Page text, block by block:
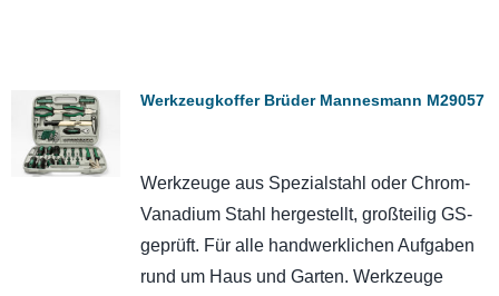
Werkzeugkoffer Brüder Mannesmann M29057
Werkzeuge aus Spezialstahl oder Chrom-
Vanadium Stahl hergestellt, großteilig GS-
geprüft. Für alle handwerklichen Aufgaben
rund um Haus und Garten. Werkzeuge